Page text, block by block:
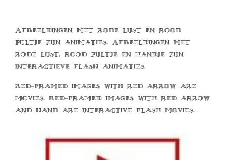
Afbeeldingen met rode lijst en rood
pijltje zijn animaties. Afbeeldingen met
rode lijst, rood pijltje en handje zijn
interactieve flash animaties.
Red-framed images with red arrow are
movies. Red-framed images with red arrow
and hand are interactive flash movies.